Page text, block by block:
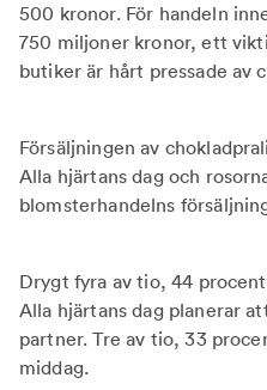
500 kronor. För handeln
750 miljoner kronor, ett
butiker är hårt pressade av
Försäljningen av
Alla hjärtans dag och
blomsterhandelns
Drygt fyra av tio, 44
Alla hjärtans dag planerar
partner. Tre av tio, 33
middag.